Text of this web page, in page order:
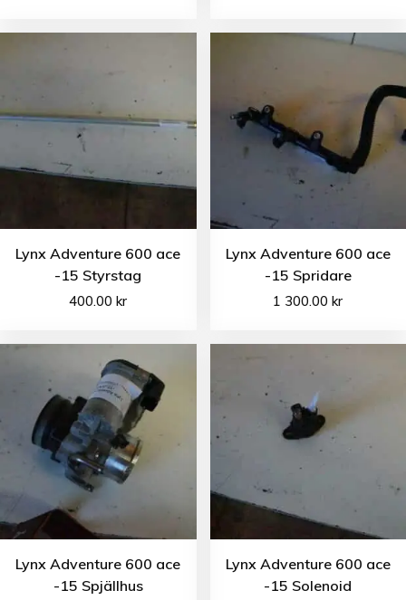
Lynx Adventure 600 ace
-15 Styrstag
400.00kr
Lynx Adventure 600 ace
-15 Spridare
1 300.00kr
Lynx Adventure 600 ace
-15 Spjällhus
Lynx Adventure 600 ace
-15 Solenoid